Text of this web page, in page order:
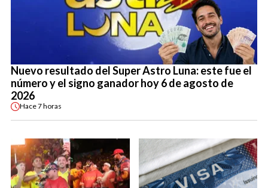
Nuevo resultado del Super Astro Luna: este fue el
número y el signo ganador hoy 6 de agosto de
2026
Hace7 horas